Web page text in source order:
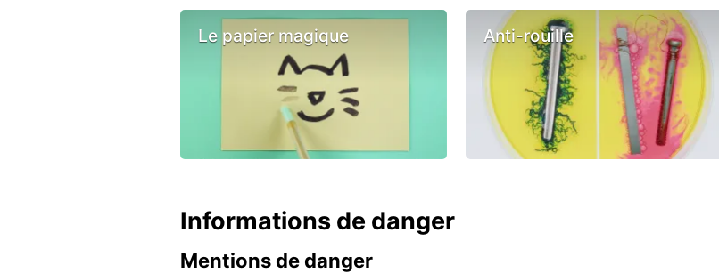
Le papier magique Anti-rouille
Informations de danger
Mentions de danger